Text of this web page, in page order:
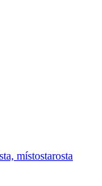
místostarosta